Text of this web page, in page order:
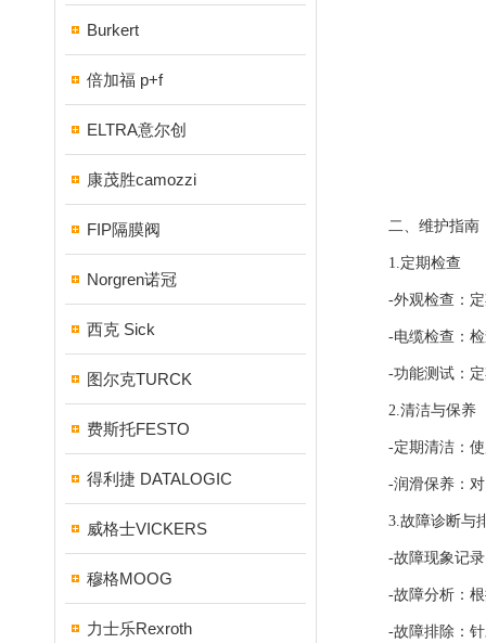
Burkert
倍加福 p+f
ELTRA意尔创
康茂胜camozzi
FIP隔膜阀
Norgren诺冠
西克 Sick
图尔克TURCK
费斯托FESTO
得利捷 DATALOGIC
威格士VICKERS
穆格MOOG
力士乐Rexroth
二、维护指南
1.定期检查
-外观检查：定
-电缆检查：检
-功能测试：定
2.清洁与保养
-定期清洁：使用
-润滑保养：对
3.故障诊断与
-故障现象记录
-故障分析：根据
-故障排除：针对